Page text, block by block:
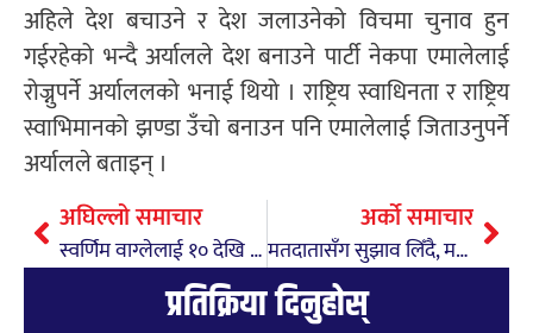
अहिले देश बचाउने र देश जलाउनेको विचमा चुनाव हुन
गईरहेको भन्दै अर्यालले देश बनाउने पार्टी नेकपा एमालेलाई
रोज्नुपर्ने अर्याललको भनाई थियो । राष्ट्रिय स्वाधिनता र राष्ट्रिय
स्वाभिमानको झण्डा उँचो बनाउन पनि एमालेलाई जिताउनुपर्ने
अर्यालले बताइन् ।
अघिल्लो समाचार
स्वर्णिम वाग्लेलाई १० देखि १२ हजार भोटले हराउने भट्टराईको दाबी
अर्को समाचार
मतदातासँग सुझाव लिँदै, मत माग्दै सिग्देल
प्रतिक्रिया दिनुहोस्